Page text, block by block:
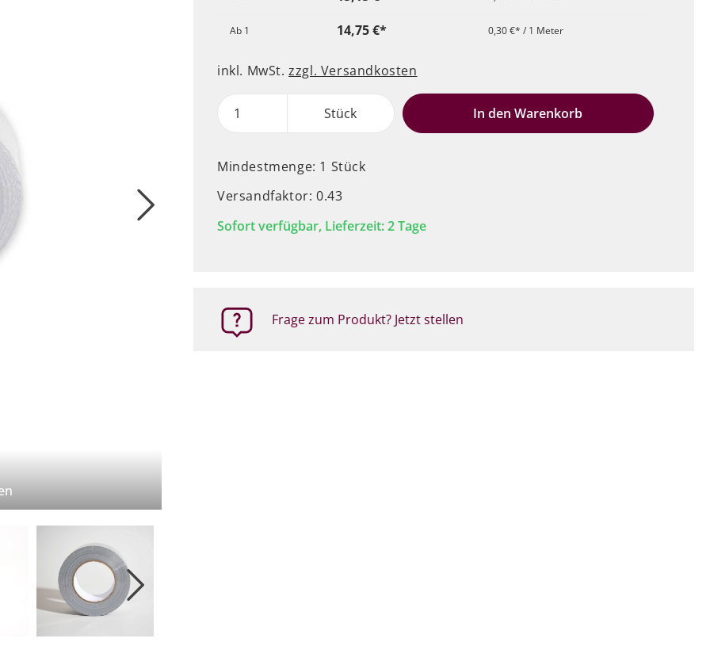
Ab 1 14,75 €* 0,30 €* / 1 Meter
inkl. MwSt.zzgl. Versandkosten
Stück In den Warenkorb
Mindestmenge: 1 Stück
Versandfaktor: 0.43
Sofort verfügbar, Lieferzeit: 2 Tage
Frage zum Produkt? Jetzt stellen